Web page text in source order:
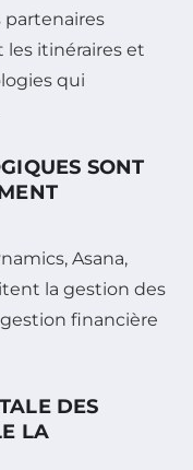
partenaires
les itinéraires et
qui
SONT
Asana,
la gestion des
financière
DES
LA